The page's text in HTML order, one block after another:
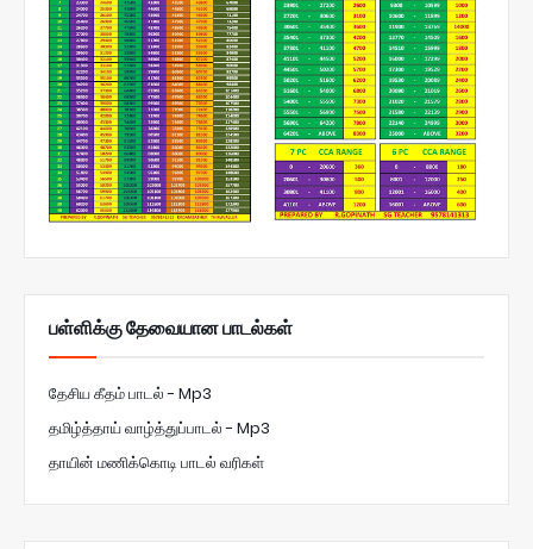
பள்ளிக்கு தேவையான பாடல்கள்
தேசிய கீதம் பாடல் - Mp3
தமிழ்த்தாய் வாழ்த்துப்பாடல் - Mp3
தாயின் மணிக்கொடி பாடல் வரிகள்